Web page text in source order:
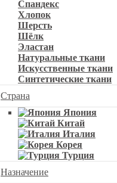
Спандекс
Хлопок
Шерсть
Шёлк
Эластан
Натуральные ткани
Искусственные ткани
Синтетические ткани
Страна
Япония
Китай
Италия
Корея
Турция
Назначение